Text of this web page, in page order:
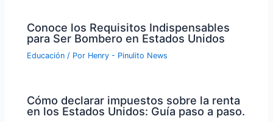
Conoce los Requisitos Indispensables
para Ser Bombero en Estados Unidos
Educación / Por Henry - Pinulito News
Cómo declarar impuestos sobre la renta
en los Estados Unidos: Guía paso a paso.